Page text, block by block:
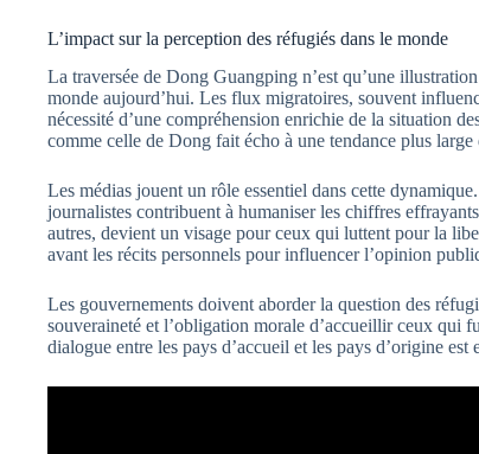
L’impact sur la perception des réfugiés dans le monde
La traversée de Dong Guangping n’est qu’une
monde aujourd’hui. Les flux migratoires, souvent
nécessité d’une compréhension enrichie de la situation
comme celle de Dong fait écho à une tendance plus
Les médias jouent un rôle essentiel dans cette
journalistes contribuent à humaniser les chiffres
autres, devient un visage pour ceux qui luttent pour la
avant les récits personnels pour influencer l’opinion
Les gouvernements doivent aborder la question des
souveraineté et l’obligation morale d’accueillir ceux qui
dialogue entre les pays d’accueil et les pays d’origine